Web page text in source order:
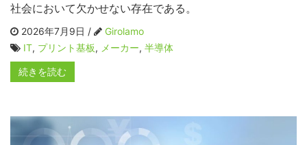
社会において欠かせない存在である。
2026年7月9日 /
Girolamo
IT, プリント基板, メーカー, 半導体
続きを読む